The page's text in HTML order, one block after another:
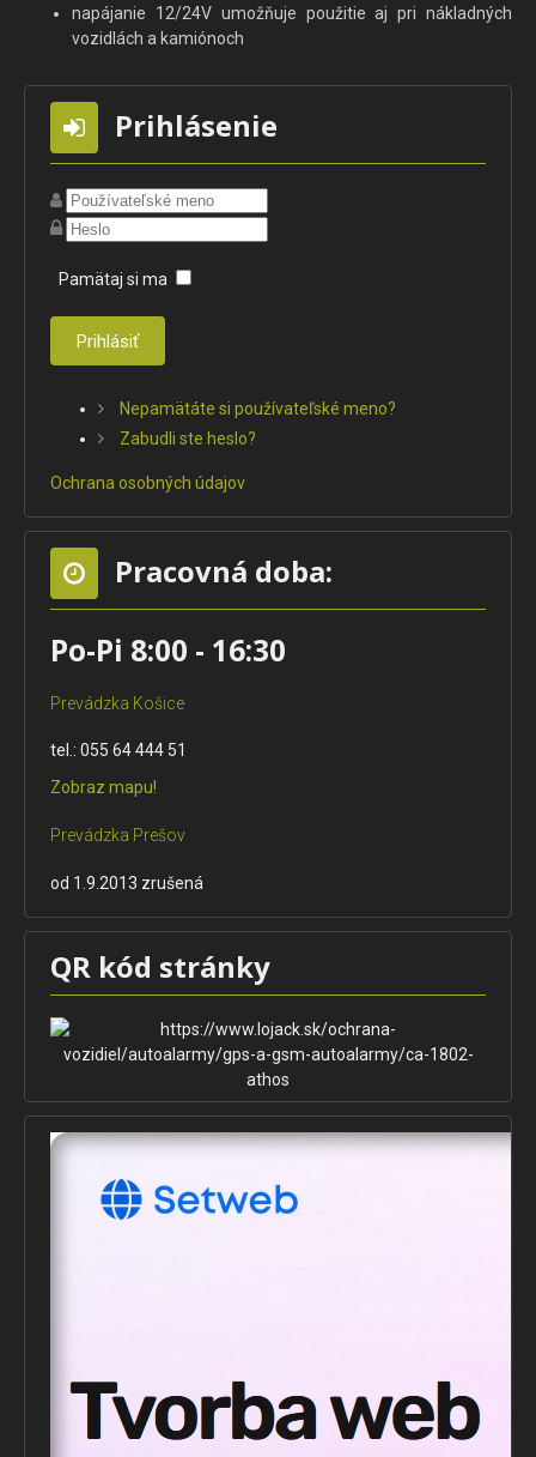
napájanie 12/24V umožňuje použitie aj pri nákladných
vozidlách a kamiónoch
Prihlásenie
Pamätaj si ma
Prihlásiť
Nepamätáte si používateľské meno?
Zabudli ste heslo?
Ochrana osobných údajov
Pracovná doba:
Po-Pi 8:00 - 16:30
Prevádzka Košice
tel.: 055 64 444 51
Zobraz mapu!
Prevádzka Prešov
od 1.9.2013 zrušená
QR kód stránky